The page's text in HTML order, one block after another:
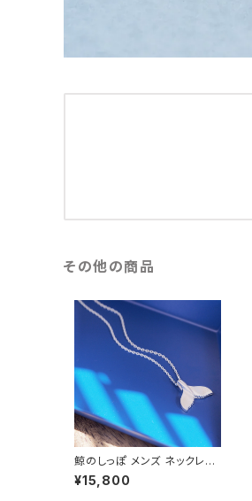
その他の商品
鯨のしっぽ メンズ ネックレス
シルバー925
¥15,800